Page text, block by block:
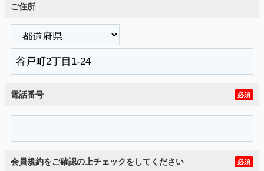
ご住所
電話番号 必須
会員規約をご確認の上チェックをしてください 必須